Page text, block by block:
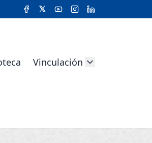
Vinculación